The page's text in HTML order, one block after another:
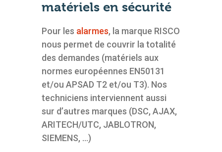
matériels en sécurité
Pour les alarmes, la marque RISCO
nous permet de couvrir la totalité
des demandes (matériels aux
normes européennes EN50131
et/ou APSAD T2 et/ou T3). Nos
techniciens interviennent aussi
sur d’autres marques (DSC, AJAX,
ARITECH/UTC, JABLOTRON,
SIEMENS, …)